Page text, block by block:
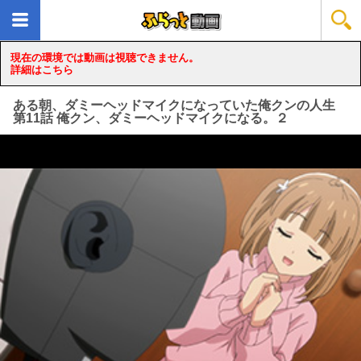
現在の環境では動画は視聴できません。
詳細はこちら
ある朝、ダミーヘッドマイクになっていた俺クンの人生
第11話 俺クン、ダミーヘッドマイクになる。２
loading...